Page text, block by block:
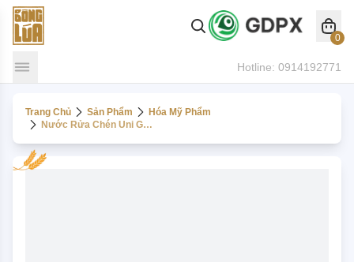
0
Hotline: 0914192771
Trang Chủ Sản Phẩm
Hóa Mỹ Phẩm
Nước Rửa Chén Uni Green 2l - Hương Chanh Xả